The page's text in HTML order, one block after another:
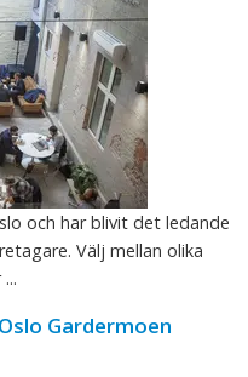
och har blivit det ledande
Välj mellan olika
Gardermoen